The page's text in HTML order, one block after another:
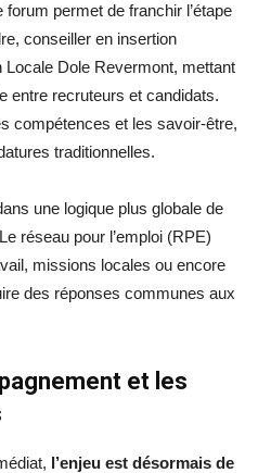
permet de franchir l’étape
conseiller en insertion
Dole Revermont, mettant
entre recruteurs et candidats.
compétences et les savoir-être,
traditionnelles.
une logique plus globale de
réseau pour l’emploi (RPE)
missions locales ou encore
des réponses communes aux
et les
l’enjeu est désormais de